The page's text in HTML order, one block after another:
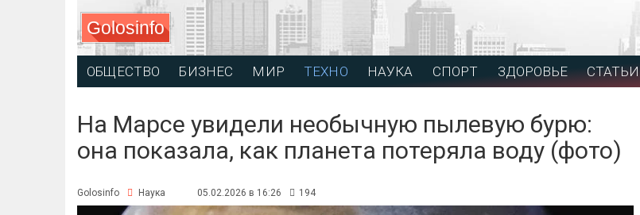
Golosinfo
ОБЩЕСТВО БИЗНЕС МИР ТЕХНО НАУКА СПОРТ ЗДОРОВЬЕ СТАТЬИ
На Марсе увидели необычную пылевую бурю:
она показала, как планета потеряла воду (фото)
Golosinfo Наука 05.02.2026 в 16:26 194